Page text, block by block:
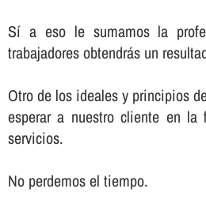
Sí­ a eso le sumamos la
trabajadores obtendrás un
Otro de los ideales y principios
esperar a nuestro cliente en la
servicios.
No perdemos el tiempo.